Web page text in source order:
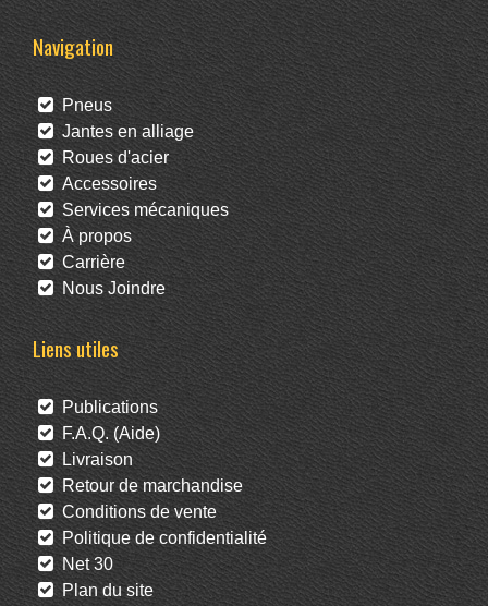
Navigation
Pneus
Jantes en alliage
Roues d'acier
Accessoires
Services mécaniques
À propos
Carrière
Nous Joindre
Liens utiles
Publications
F.A.Q. (Aide)
Livraison
Retour de marchandise
Conditions de vente
Politique de confidentialité
Net 30
Plan du site